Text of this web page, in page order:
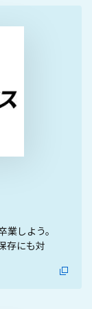
業しよう。
存にも対